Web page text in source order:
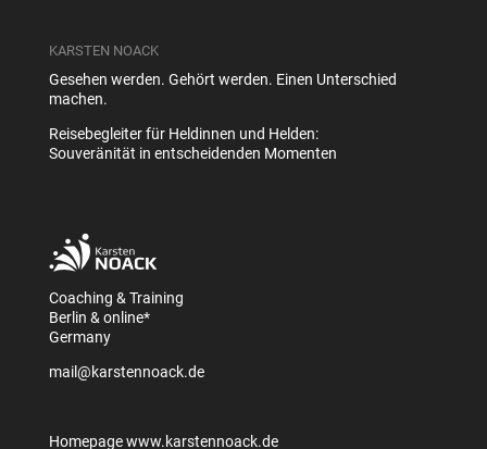
KARSTEN NOACK
Gesehen werden. Gehört werden. Einen Unterschied
machen.
Reisebegleiter für Heldinnen und Helden:
Souveränität in entscheidenden Momenten
Coaching & Training
Berlin & online*
Germany
mail@karstennoack.de
Homepagewww.karstennoack.de